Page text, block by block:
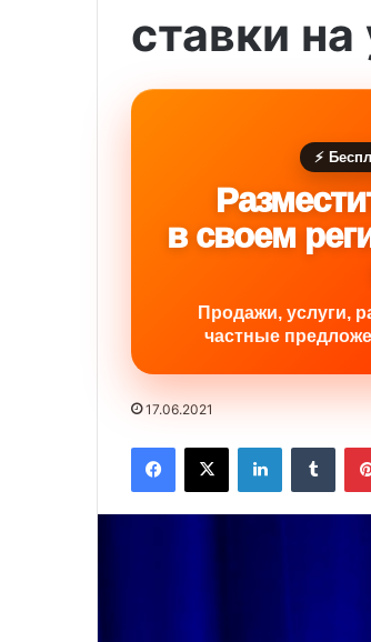
ставки
⚡
в своем
Продажи, услуги,
частные
17.06.2021